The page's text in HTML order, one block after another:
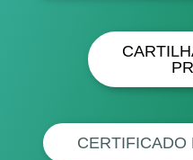
CERTIFICADO